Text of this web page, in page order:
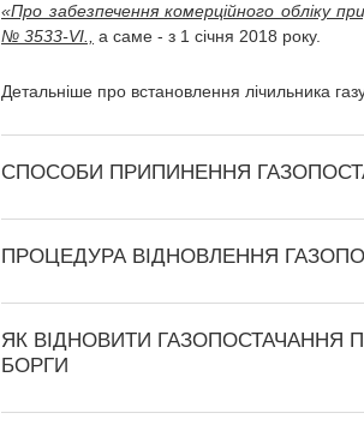
«Про забезпечення комерційного обліку
№ 3533-VI.,
а саме - з 1 січня 2018 року.
Детальніше про встановлення лічильника
СПОСОБИ ПРИПИНЕННЯ
ПРОЦЕДУРА ВІДНОВЛЕННЯ
ЯК ВІДНОВИТИ ГАЗОПОСТАЧАННЯ
БОРГИ